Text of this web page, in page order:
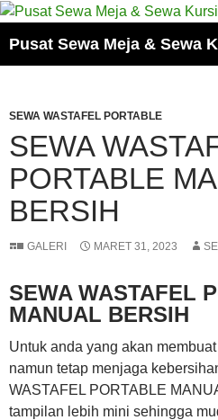
SEWA WASTAFEL PORTABLE
SEWA
PORTABLE
BERSIH
GALERI MARET 31, 2023
SEWA WASTAFEL
MANUAL BERSIH
Untuk anda yang akan
namun tetap menjaga
WASTAFEL PORTABLE
tampilan lebih mini sehingga